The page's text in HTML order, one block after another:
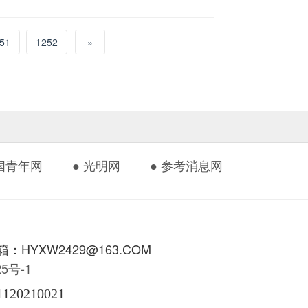
1252 »
青年网 ● 光明网 ● 参考消息网
HYXW2429@163.COM
号-1